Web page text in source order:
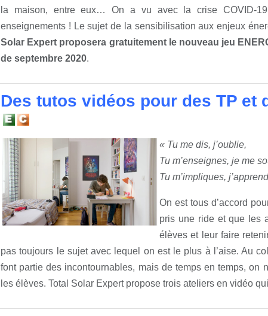
la maison, entre eux… On a vu avec la crise COVID-
enseignements ! Le sujet de la sensibilisation aux enjeux
Solar Expert proposera gratuitement le nouveau jeu
de septembre 2020.
Des tutos vidéos pour des TP et
« Tu me dis, j’oublie,
Tu m’enseignes, je me
Tu m’impliques,
On est tous d’accord
pris une ride et que les
élèves et leur faire
pas toujours le sujet avec lequel on est le plus à l’aise. Au
font partie des incontournables, mais de temps en temps,
les élèves. Total Solar Expert propose trois ateliers en vidéo